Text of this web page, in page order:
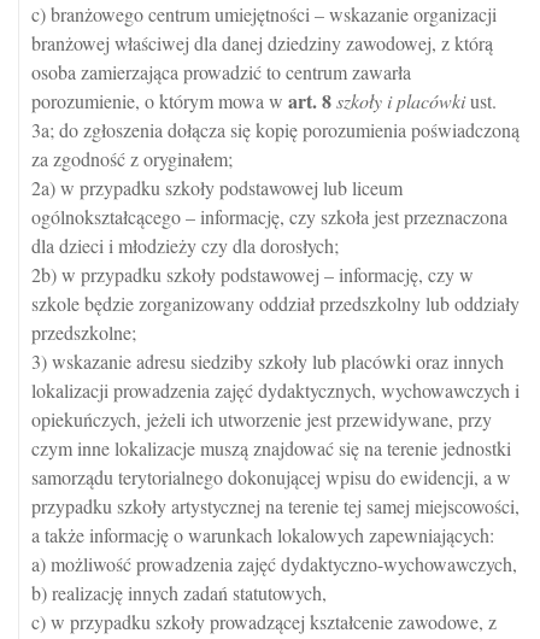
c) branżowego centrum umiejętności – wskazanie organizacji
branżowej właściwej dla danej dziedziny zawodowej, z którą
osoba zamierzająca prowadzić to centrum zawarła
porozumienie, o którym mowa w art.8szkoły i placówkiust.
3a; do zgłoszenia dołącza się kopię porozumienia poświadczoną
za zgodność z oryginałem;
2a) w przypadku szkoły podstawowej lub liceum
ogólnokształcącego – informację, czy szkoła jest przeznaczona
dla dzieci i młodzieży czy dla dorosłych;
2b) w przypadku szkoły podstawowej – informację, czy w
szkole będzie zorganizowany oddział przedszkolny lub oddziały
przedszkolne;
3) wskazanie adresu siedziby szkoły lub placówki oraz innych
lokalizacji prowadzenia zajęć dydaktycznych, wychowawczych i
opiekuńczych, jeżeli ich utworzenie jest przewidywane, przy
czym inne lokalizacje muszą znajdować się na terenie jednostki
samorządu terytorialnego dokonującej wpisu do ewidencji, a w
przypadku szkoły artystycznej na terenie tej samej miejscowości,
a także informację o warunkach lokalowych zapewniających:
a) możliwość prowadzenia zajęć dydaktyczno-wychowawczych,
b) realizację innych zadań statutowych,
c) w przypadku szkoły prowadzącej kształcenie zawodowe, z